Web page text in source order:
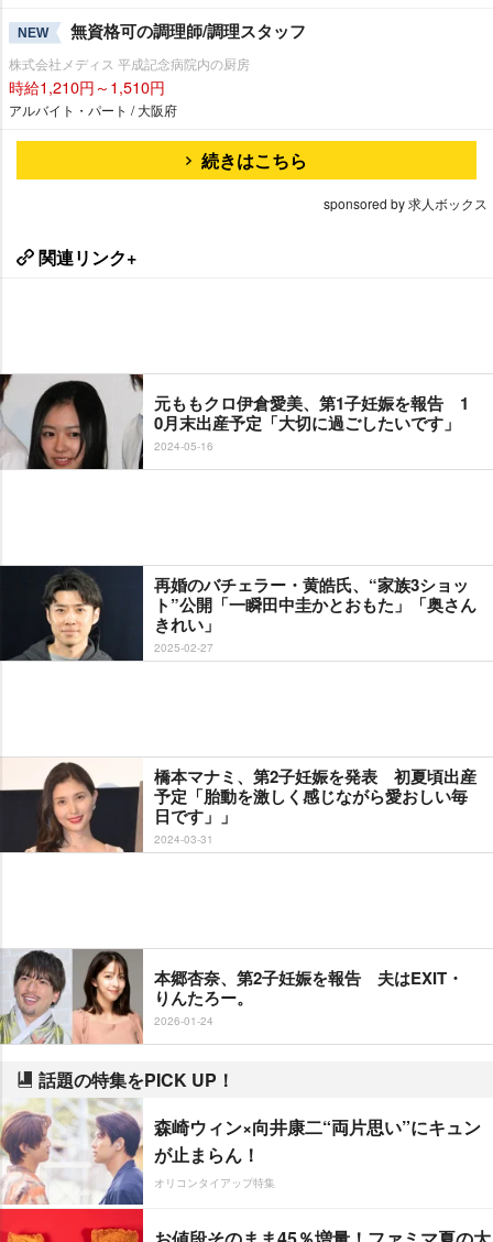
NEW 無資格可の調理師/調理スタッフ
株式会社メディス 平成記念病院内の厨房
時給1,210円～1,510円
アルバイト・パート / 大阪府
続きはこちら
sponsored by 求人ボックス
関連リンク+
元ももクロ伊倉愛美、第1子妊娠を報告 1
0月末出産予定「大切に過ごしたいです」
2024-05-16
再婚のバチェラー・黄皓氏、“家族3ショッ
ト”公開「一瞬田中圭かとおもた」「奥さん
きれい」
2025-02-27
橋本マナミ、第2子妊娠を発表 初夏頃出産
予定「胎動を激しく感じながら愛おしい毎
日です」」
2024-03-31
本郷杏奈、第2子妊娠を報告 夫はEXIT・
りんたろー。
2026-01-24
話題の特集をPICK UP！
森崎ウィン×向井康二“両片思い”にキュン
が止まらん！
オリコンタイアップ特集